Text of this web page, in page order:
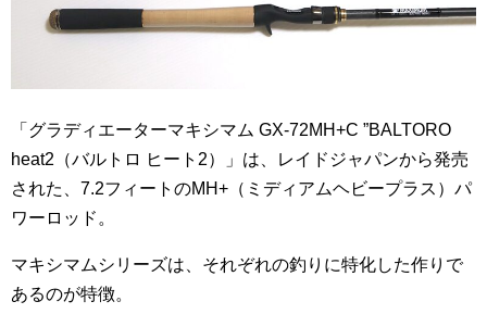
「グラディエーターマキシマム GX-72MH+C ”BALTORO
heat2（バルトロ ヒート2）」は、レイドジャパンから発売
された、7.2フィートのMH+（ミディアムヘビープラス）パ
ワーロッド。
マキシマムシリーズは、それぞれの釣りに特化した作りで
あるのが特徴。